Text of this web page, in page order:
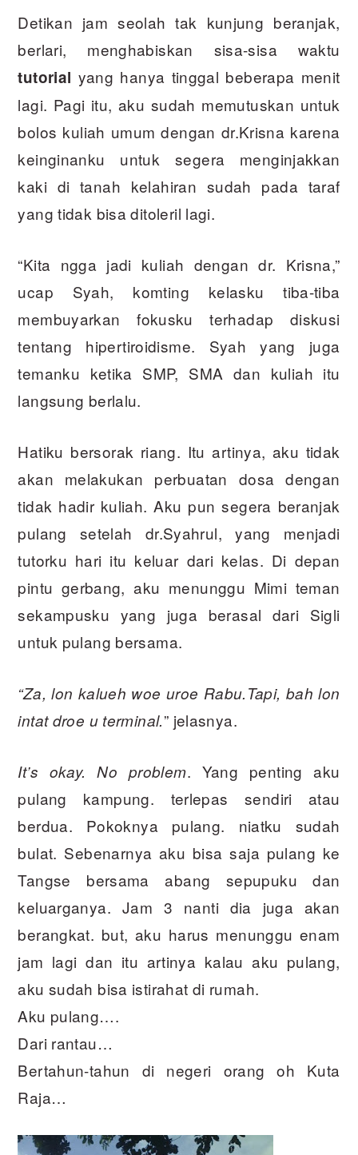
Detikan jam seolah tak kunjung beranjak,
berlari, menghabiskan sisa-sisa waktu
tutorial yang hanya tinggal beberapa menit
lagi. Pagi itu, aku sudah memutuskan untuk
bolos kuliah umum dengan dr.Krisna karena
keinginanku untuk segera menginjakkan
kaki di tanah kelahiran sudah pada taraf
yang tidak bisa ditoleril lagi.
“Kita ngga jadi kuliah dengan dr. Krisna,”
ucap Syah, komting kelasku tiba-tiba
membuyarkan fokusku terhadap diskusi
tentang hipertiroidisme. Syah yang juga
temanku ketika SMP, SMA dan kuliah itu
langsung berlalu.
Hatiku bersorak riang. Itu artinya, aku tidak
akan melakukan perbuatan dosa dengan
tidak hadir kuliah. Aku pun segera beranjak
pulang setelah dr.Syahrul, yang menjadi
tutorku hari itu keluar dari kelas. Di depan
pintu gerbang, aku menunggu Mimi teman
sekampusku yang juga berasal dari Sigli
untuk pulang bersama.
“Za, lon kalueh woe uroe Rabu.Tapi, bah lon
intat droe u terminal.” jelasnya.
It’s okay. No problem. Yang penting aku
pulang kampung. terlepas sendiri atau
berdua. Pokoknya pulang. niatku sudah
bulat. Sebenarnya aku bisa saja pulang ke
Tangse bersama abang sepupuku dan
keluarganya. Jam 3 nanti dia juga akan
berangkat. but, aku harus menunggu enam
jam lagi dan itu artinya kalau aku pulang,
aku sudah bisa istirahat di rumah.
Aku pulang….
Dari rantau…
Bertahun-tahun di negeri orang oh Kuta
Raja…